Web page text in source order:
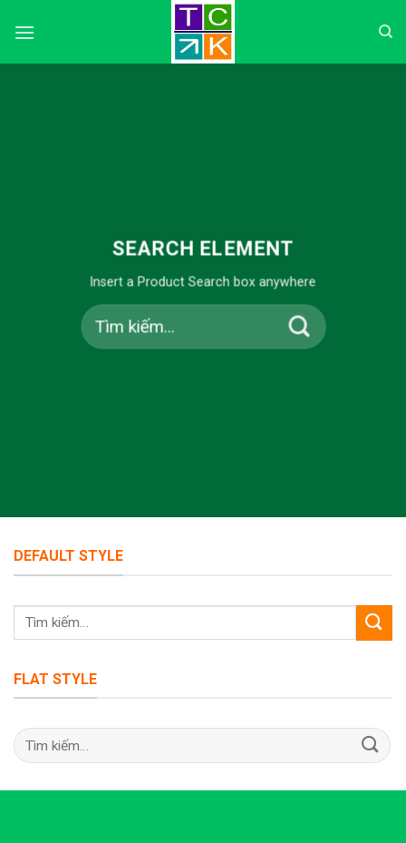
SEARCH ELEMENT
Insert a Product Search box anywhere
Tìm
kiếm:
DEFAULT STYLE
Tìm
kiếm:
FLAT STYLE
Tìm
kiếm: